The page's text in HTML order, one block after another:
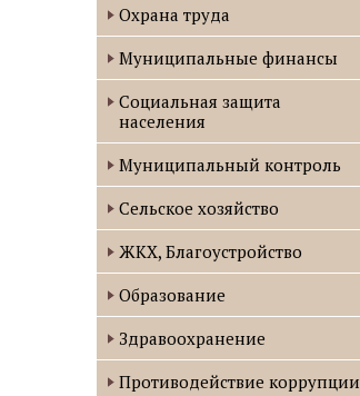
Охрана труда
Муниципальные финансы
Социальная защита
населения
Муниципальный контроль
Сельское хозяйство
ЖКХ, Благоустройство
Образование
Здравоохранение
Противодействие коррупции